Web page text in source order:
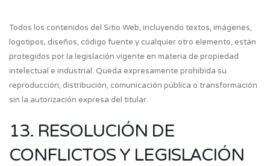
Todos los contenidos del Sitio Web, incluyendo textos, imágenes,
logotipos, diseños, código fuente y cualquier otro elemento, están
protegidos por la legislación vigente en materia de propiedad
intelectual e industrial. Queda expresamente prohibida su
reproducción, distribución, comunicación pública o transformación
sin la autorización expresa del titular.
13. RESOLUCIÓN DE
CONFLICTOS Y LEGISLACIÓN